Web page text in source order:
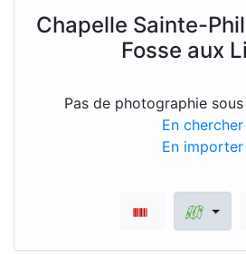
Chapelle Sainte-
Fosse aux
Pas de photographie
En chercher
En importer